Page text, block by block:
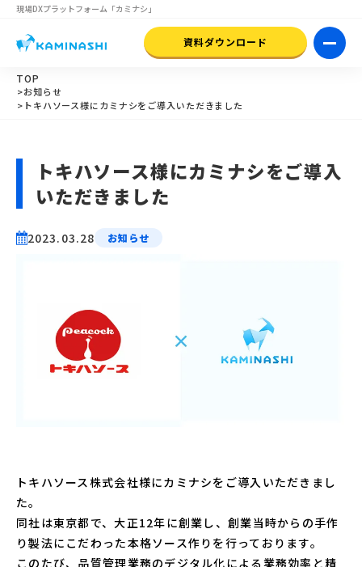
現場DXプラットフォーム 「カミナシ」
資料ダウンロード
TOP
>お知らせ
>トキハソース様にカミナシをご導入いただきました
トキハソース様にカミナシをご導入
いただきました
2023.03.28 お知らせ
トキハソース株式会社様にカミナシをご導入いただきまし
た。
同社は東京都で、大正12年に創業し、創業当時からの手作
り製法にこだわった本格ソース作りを行っております。
このたび、品質管理業務のデジタル化による業務効率と精